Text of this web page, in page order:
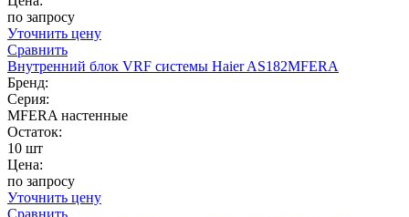
по запросу
Уточнить цену
Сравнить
Внутренний блок VRF системы Haier AS182MFERA
Бренд:
Серия:
MFERA настенные
Остаток:
10 шт
Цена:
по запросу
Уточнить цену
Сравнить